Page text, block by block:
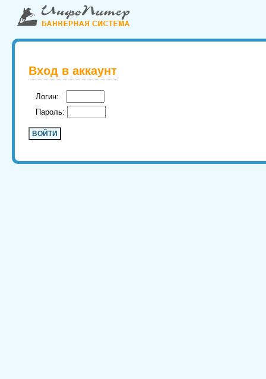
Вход в аккаунт
Логин:
Пароль: